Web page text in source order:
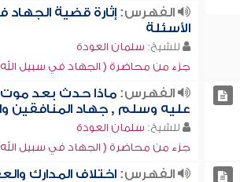
الفهرس: إثارة قضية الجهاد
الأسئلة
للشيخ: سلمان العودة
جزء من محاضرة ( الجهاد في سبيل
الفهرس: ماذا حدث بعد موت
عليه وسلم , جهاد المنافقين
للشيخ: سلمان العودة
جزء من محاضرة ( الجهاد في سبيل
الفهرس: اختلاف المدارك